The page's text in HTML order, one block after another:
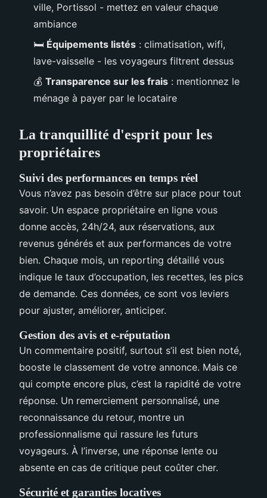
ville, Portissol - mettez en valeur chaque
ambiance
🛏️ Équipements listés : climatisation, wifi,
lave-vaisselle - les voyageurs filtrent dessus
💰 Transparence sur les frais : mentionnez le
ménage à payer par le locataire
La tranquillité d'esprit pour les
propriétaires
Suivi des performances en temps réel
Vous n’avez pas besoin d’être sur place pour tout
savoir. Un espace propriétaire en ligne vous
donne accès, 24h/24, aux réservations, aux
revenus générés et aux performances de votre
bien. Chaque mois, un reporting détaillé vous
indique le taux d’occupation, les recettes, les pics
de demande. Ces données, ce sont vos leviers
pour ajuster, améliorer, anticiper.
Gestion des avis et e-réputation
Un commentaire positif, surtout s’il est bien noté,
booste le classement de votre annonce. Mais ce
qui compte encore plus, c’est la rapidité de votre
réponse. Un remerciement personnalisé, une
reconnaissance du retour, montre un
professionnalisme qui rassure les futurs
voyageurs. À l’inverse, une réponse lente ou
absente en cas de critique peut coûter cher.
Sécurité et garanties locatives